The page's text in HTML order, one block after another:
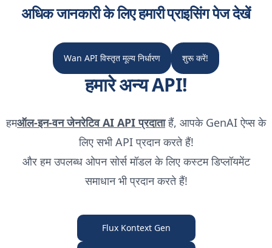
अधिक जानकारी के लिए हमारी प्राइसिंग पेज देखें
Wan API विस्तृत मूल्य निर्धारण शुरू करें!
हमारे अन्य API!
हमऑल-इन-वन जेनरेटिव AI API प्रदाताहैं, आपके GenAI ऐप्स के
लिए सभी API प्रदान करते हैं!
और हम उपलब्ध ओपन सोर्स मॉडल के लिए कस्टम डिप्लॉयमेंट
समाधान भी प्रदान करते हैं!
Flux Kontext Gen